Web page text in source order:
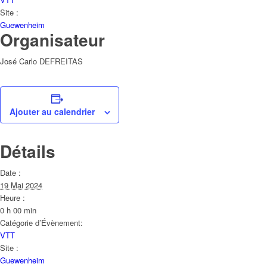
Site :
Guewenheim
Organisateur
José Carlo DEFREITAS
Ajouter au calendrier
Détails
Date :
19 Mai 2024
Heure :
0 h 00 min
Catégorie d’Évènement:
VTT
Site :
Guewenheim